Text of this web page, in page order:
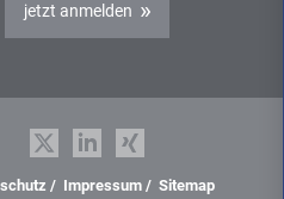
jetzt anmelden
/ Impressum/ Sitemap